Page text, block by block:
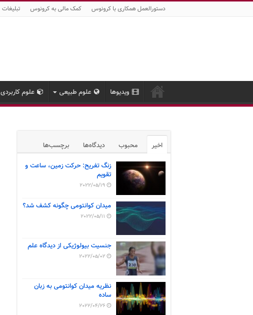
دستورالعمل همکاری با کرونوس کمک مالی به کرونوس تبلیغات
ویدیوها علوم طبیعی علوم کاربردی
اخیر محبوب دیدگاه‌ها برچسب‌ها
زنگ تفریح: حرکت زمین، ساعت و
تقویم
2022/05/19
میدان کوانتومی چگونه کشف شد؟
2022/05/11
جنسیت بیولوژیکی از دیدگاه علم
2022/05/02
نظریه میدان کوانتومی به زبان
ساده
2022/04/26